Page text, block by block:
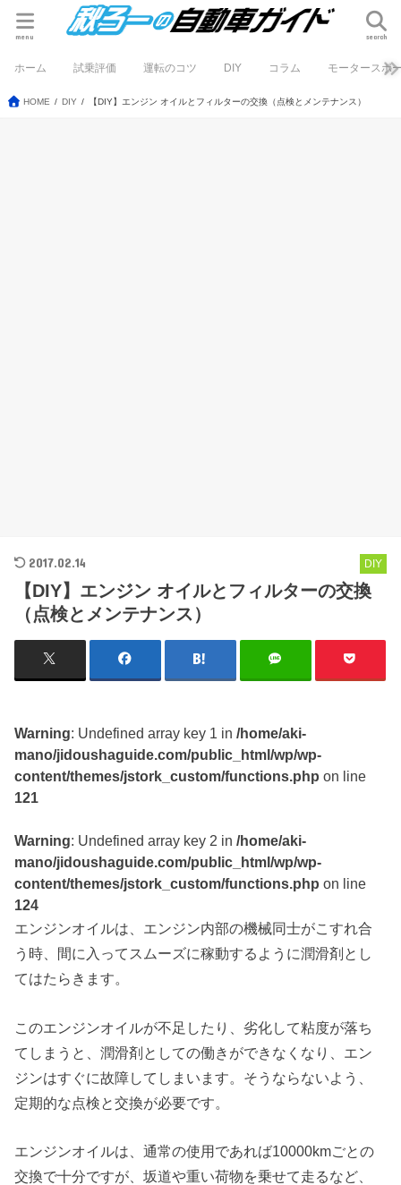
search
menu
ホーム 試乗評価 運転のコツ DIY コラム モータースポ
HOME DIY 【DIY】エンジン オイルとフィルターの交換（点検とメンテナンス）
DIY
2017.02.14
【DIY】エンジン オイルとフィルターの交換
（点検とメンテナンス）
Warning: Undefined array key 1 in/home/aki-
mano/jidoushaguide.com/public_html/wp/wp-
content/themes/jstork_custom/functions.php on line
121
Warning: Undefined array key 2 in/home/aki-
mano/jidoushaguide.com/public_html/wp/wp-
content/themes/jstork_custom/functions.php on line
124
エンジンオイルは、エンジン内部の機械同士がこすれ合
う時、間に入ってスムーズに稼動するように潤滑剤とし
てはたらきます。
このエンジンオイルが不足したり、劣化して粘度が落ち
てしまうと、潤滑剤としての働きができなくなり、エン
ジンはすぐに故障してしまいます。そうならないよう、
定期的な点検と交換が必要です。
エンジンオイルは、通常の使用であれば10000kmごとの
交換で十分ですが、坂道や重い荷物を乗せて走るなど、